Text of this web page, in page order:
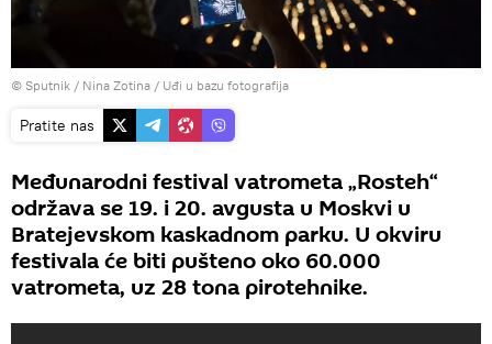
© Sputnik / Nina Zotina / Uđi u bazu fotografija
Pratite nas
Međunarodni festival vatrometa „Rosteh“
održava se 19. i 20. avgusta u Moskvi u
Bratejevskom kaskadnom parku. U okviru
festivala će biti pušteno oko 60.000
vatrometa, uz 28 tona pirotehnike.